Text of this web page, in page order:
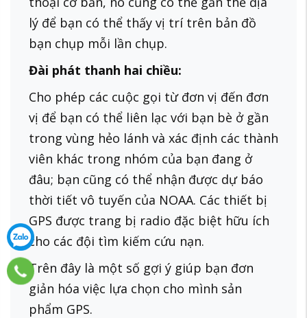
lý để bạn có thể thấy vị trí trên bản đồ
bạn chụp mỗi lần chụp.
Đài phát thanh hai chiều:
Cho phép các cuộc gọi từ đơn vị đến đơn
vị để bạn có thể liên lạc với bạn bè ở gần
trong vùng hẻo lánh và xác định các thành
viên khác trong nhóm của bạn đang ở
đâu; bạn cũng có thể nhận được dự báo
thời tiết vô tuyến của NOAA. Các thiết bị
GPS được trang bị radio đặc biệt hữu ích
cho các đội tìm kiếm cứu nạn.
Trên đây là một số gợi ý giúp bạn đơn
giản hóa việc lựa chọn cho mình sản
phẩm GPS.